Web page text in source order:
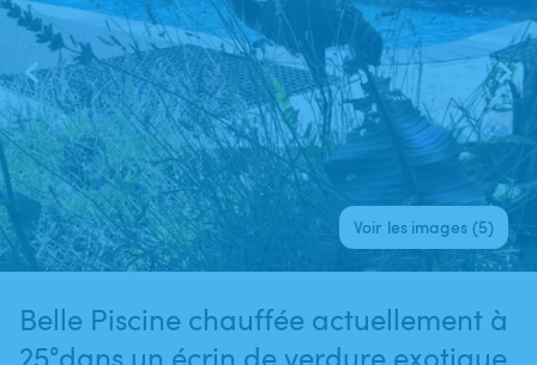
Voir les images (5)
Belle Piscine chauffée actuellement à
25°dans un écrin de verdure exotique